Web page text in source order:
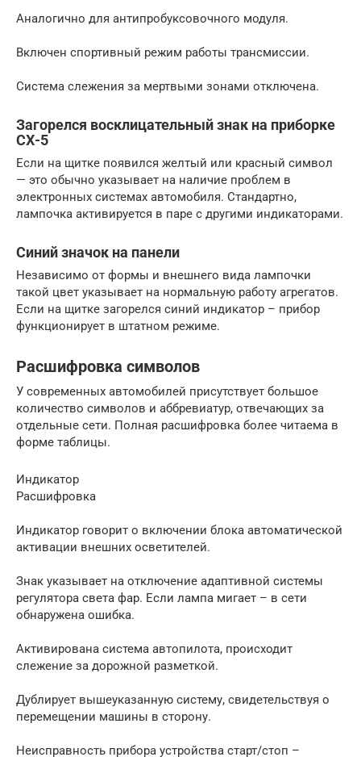
Аналогично для антипробуксовочного модуля.
Включен спортивный режим работы трансмиссии.
Система слежения за мертвыми зонами отключена.
Загорелся восклицательный знак на приборке
СХ-5
Если на щитке появился желтый или красный символ
— это обычно указывает на наличие проблем в
электронных системах автомобиля. Стандартно,
лампочка активируется в паре с другими индикаторами.
Синий значок на панели
Независимо от формы и внешнего вида лампочки
такой цвет указывает на нормальную работу агрегатов.
Если на щитке загорелся синий индикатор – прибор
функционирует в штатном режиме.
Расшифровка символов
У современных автомобилей присутствует большое
количество символов и аббревиатур, отвечающих за
отдельные сети. Полная расшифровка более читаема в
форме таблицы.
Индикатор
Расшифровка
Индикатор говорит о включении блока автоматической
активации внешних осветителей.
Знак указывает на отключение адаптивной системы
регулятора света фар. Если лампа мигает – в сети
обнаружена ошибка.
Активирована система автопилота, происходит
слежение за дорожной разметкой.
Дублирует вышеуказанную систему, свидетельствуя о
перемещении машины в сторону.
Неисправность прибора устройства старт/стоп –